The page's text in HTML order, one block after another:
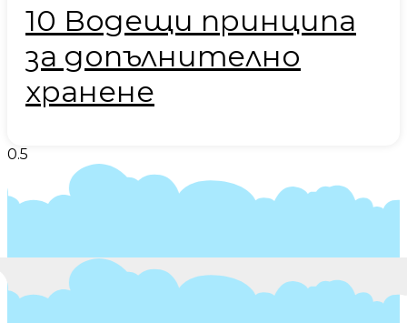
10 Водещи принципа
за допълнително
хранене